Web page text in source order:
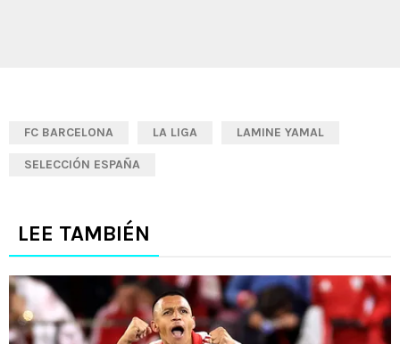
FC BARCELONA LA LIGA LAMINE YAMAL
SELECCIÓN ESPAÑA
LEE TAMBIÉN